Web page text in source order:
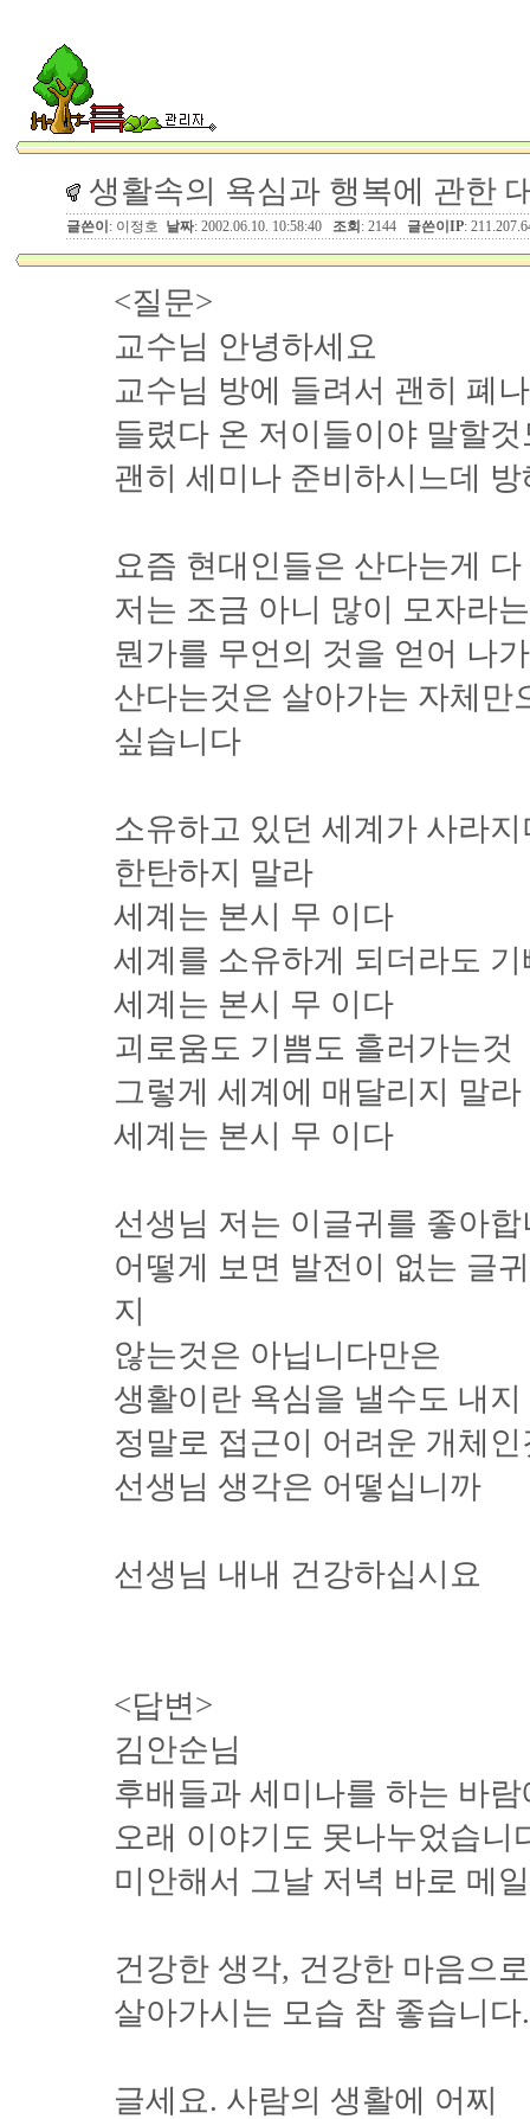
생활속의 욕심과 행복에 관한
글쓴이 : 이정호 날짜: 2002.06.10. 10:58:40 조회 : 2144 글쓴이IP:
<질문>
교수님 안녕하세요
교수님 방에 들려서 괜히 폐
들렸다 온 저이들이야 말할
괜히 세미나 준비하시느데
요즘 현대인들은 산다는게
저는 조금 아니 많이 모자라
뭔가를 무언의 것을 얻어 나
산다는것은 살아가는 자체만
싶습니다
소유하고 있던 세계가 사라
한탄하지 말라
세계는 본시 무 이다
세계를 소유하게 되더라도
세계는 본시 무 이다
괴로움도 기쁨도 흘러가는것
그렇게 세계에 매달리지 말라
세계는 본시 무 이다
선생님 저는 이글귀를 좋아
어떻게 보면 발전이 없는 글
지
않는것은 아닙니다만은
생활이란 욕심을 낼수도 내
정말로 접근이 어려운 개체
선생님 생각은 어떻십니까
선생님 내내 건강하십시요
<답변>
김안순님
후배들과 세미나를 하는 바람
오래 이야기도 못나누었습니
미안해서 그날 저녁 바로 메
건강한 생각, 건강한 마음으로
살아가시는 모습 참 좋습니다.
글세요. 사람의 생활에 어찌